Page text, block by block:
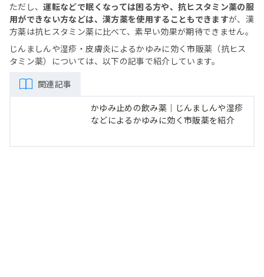
ただし、運転などで眠くなっては困る方や、抗ヒスタミン薬の服
用ができない方などは、漢方薬を使用することもできますが、漢
方薬は抗ヒスタミン薬に比べて、素早い効果が期待できません。
じんましんや湿疹・皮膚炎によるかゆみに効く市販薬（抗ヒス
タミン薬）については、以下の記事で紹介しています。
関連記事
かゆみ止めの飲み薬｜じんましんや湿疹
などによるかゆみに効く市販薬を紹介